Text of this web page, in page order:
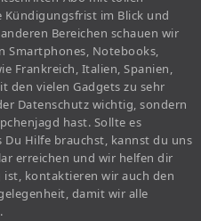
Kündigungsfrist im Blick und
Bereichen schauen wir
Smartphones, Notebooks,
Frankreich, Italien, Spanien,
den vielen Gadgets zu sehr
Datenschutz wichtig, sondern
hast. Sollte es
Hilfe brauchst, kannst du uns
erreichen und wir helfen dir
kontaktieren wir auch den
damit wir alle